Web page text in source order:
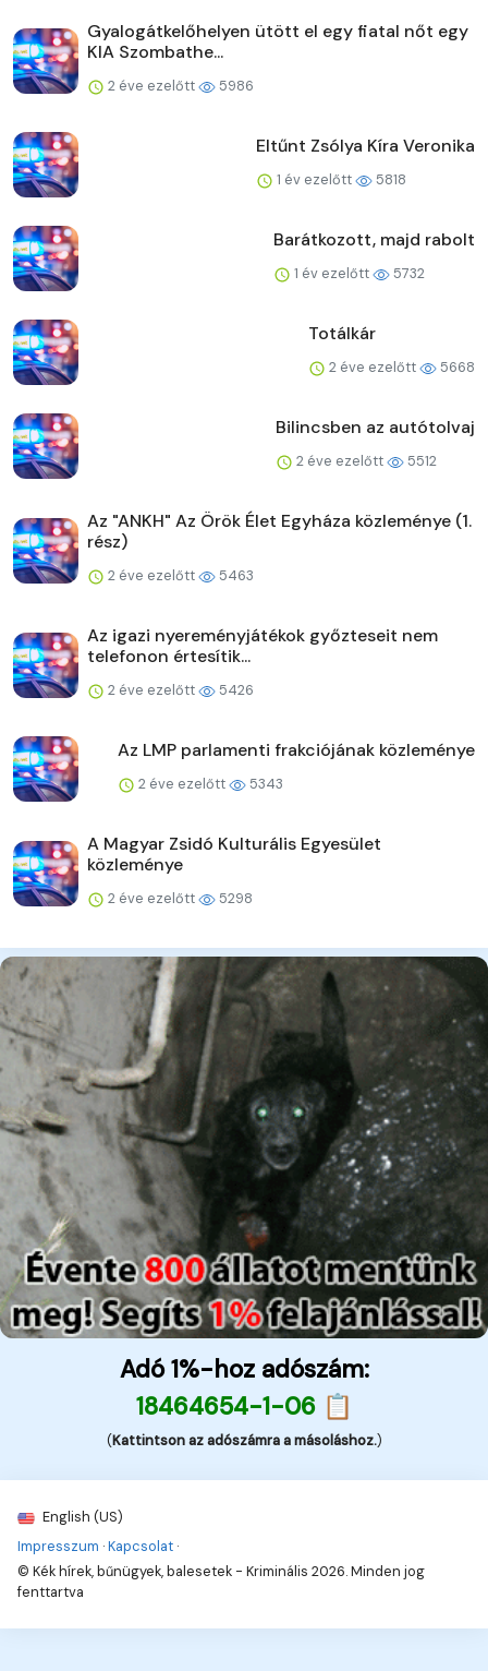
Gyalogátkelőhelyen ütött el egy fiatal nőt egy
KIA Szombathe...
2 éve ezelőtt 5986
Eltűnt Zsólya Kíra Veronika
1 év ezelőtt 5818
Barátkozott, majd rabolt
1 év ezelőtt 5732
Totálkár
2 éve ezelőtt 5668
Bilincsben az autótolvaj
2 éve ezelőtt 5512
Az "ANKH" Az Örök Élet Egyháza közleménye (1.
rész)
2 éve ezelőtt 5463
Az igazi nyereményjátékok győzteseit nem
telefonon értesítik...
2 éve ezelőtt 5426
Az LMP parlamenti frakciójának közleménye
2 éve ezelőtt 5343
A Magyar Zsidó Kulturális Egyesület
közleménye
2 éve ezelőtt 5298
Adó 1%-hoz adószám:
18464654-1-06 📋
(Kattintson az adószámra a másoláshoz.)
English (US)
Impresszum ·Kapcsolat ·
© Kék hírek, bűnügyek, balesetek - Kriminális 2026. Minden jog
fenttartva